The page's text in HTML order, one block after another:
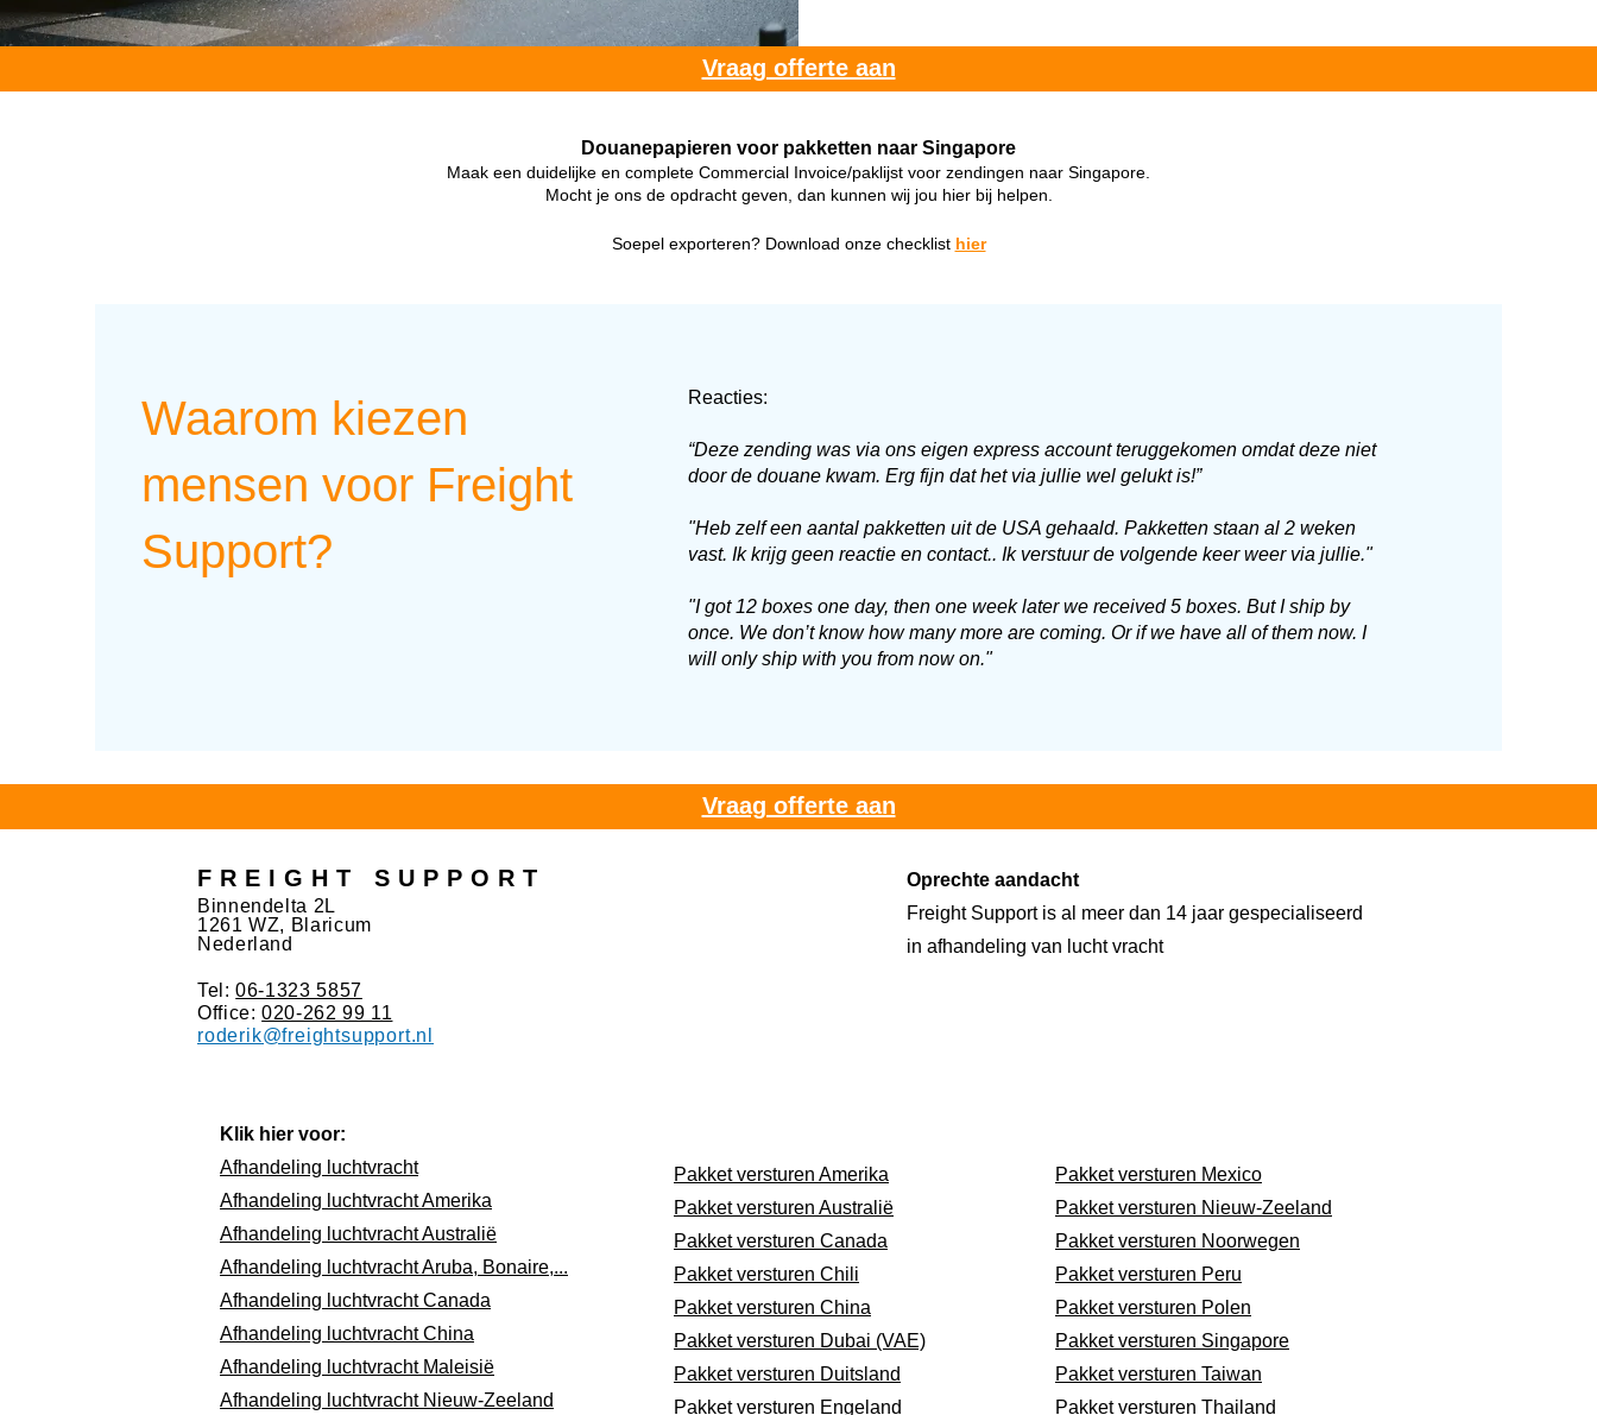
Vraag offerte aan
Douanepapieren voor pakketten naar Singapore
Maak een duidelijke en complete Commercial Invoice/paklijst voor zendingen naar Singapore.
Mocht je ons de opdracht geven, dan kunnen wij jou hier bij helpen.
Soepel exporteren? Download onze checklist hier
Waarom kiezen
mensen voor Freight
Support?
Reacties:
“Deze zending was via ons eigen express account teruggekomen omdat deze niet
door de douane kwam. Erg fijn dat het via jullie wel gelukt is!”
"Heb zelf een aantal pakketten uit de USA gehaald. Pakketten staan al 2 weken
vast. Ik krijg geen reactie en contact.. Ik verstuur de volgende keer weer via jullie."
"I got 12 boxes one day, then one week later we received 5 boxes. But I ship by
once. We don’t know how many more are coming. Or if we have all of them now. I
will only ship with you from now on."
Vraag offerte aan
FREIGHT SUPPORT
Binnendelta 2L
1261 WZ, Blaricum
Nederland
Tel:06-1323 5857
Office:020-262 99 11
roderik@freightsupport.nl
Klik hier voor:
Afhandeling luchtvracht
Afhandeling luchtvracht Amerika
Afhandeling luchtvracht Australië
Afhandeling luchtvracht Aruba, Bonaire,...
Afhandeling luchtvracht Canada
Afhandeling luchtvracht China
Afhandeling luchtvracht Maleisië
Afhandeling luchtvracht Nieuw-Zeeland
Oprechte aandacht
Freight Support is al meer dan 14 jaar gespecialiseerd
in afhandeling van lucht vracht
Pakket versturen Mexico
Pakket versturen Nieuw-Zeeland
Pakket versturen Noorwegen
Pakket versturen Peru
Pakket versturen Polen
Pakket versturen Singapore
Pakket versturen Taiwan
Pakket versturen Thailand
Pakket versturen Amerika
Pakket versturen Australië
Pakket versturen Canada
Pakket versturen Chili
Pakket versturen China
Pakket versturen Dubai (VAE)
Pakket versturen Duitsland
Pakket versturen Engeland